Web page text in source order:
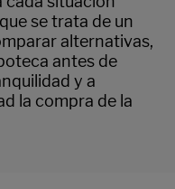
se trata de un
alternativas,
antes de
y a
la compra de la